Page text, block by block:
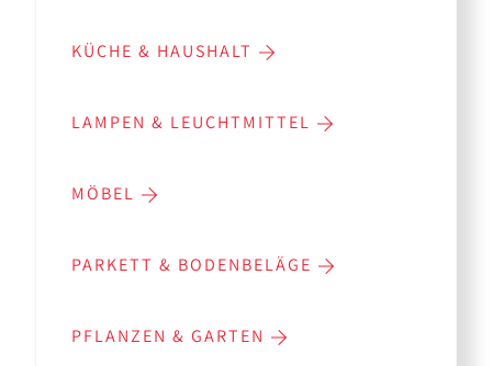
KÜCHE & HAUSHALT
LAMPEN & LEUCHTMITTEL
MÖBEL
PARKETT & BODENBELÄGE
PFLANZEN & GARTEN